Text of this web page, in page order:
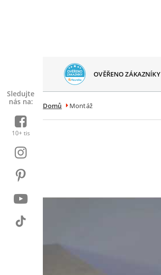
Sledujte
nás na:
10+ tis
OVĚŘENO ZÁKAZNÍKY
Domů Montáž